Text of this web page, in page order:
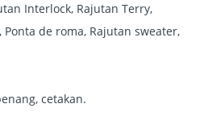
Interlock, Rajutan Terry,
Ponta de roma, Rajutan sweater,
cetakan.